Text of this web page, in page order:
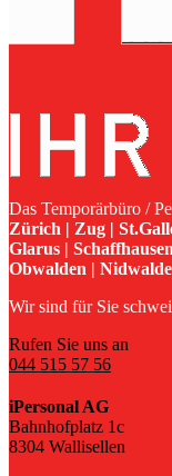
Das Temporärbüro /
Zürich | Zug |
Glarus |
Obwalden |
Wir sind für Sie
Rufen Sie uns an
044 515 57 56
iPersonal AG
Bahnhofplatz 1c
8304 Wallisellen